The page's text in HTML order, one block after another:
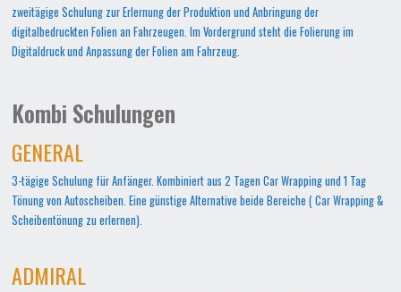
zweitägige Schulung zur Erlernung der Produktion und Anbringung der
digitalbedruckten Folien an Fahrzeugen. Im Vordergrund steht die Folierung im
Digitaldruck und Anpassung der Folien am Fahrzeug.
Kombi Schulungen
GENERAL
3-tägige Schulung für Anfänger. Kombiniert aus 2 Tagen Car Wrapping und 1 Tag
Tönung von Autoscheiben. Eine günstige Alternative beide Bereiche ( Car Wrapping &
Scheibentönung zu erlernen).
ADMIRAL